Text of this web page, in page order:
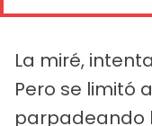
La miré,
Pero se limitó
parpadeando